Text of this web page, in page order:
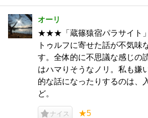
オーリ
★★★「蔵篠猿宿パラサイト
トゥルフに寄せた話が不気味
す。全体的に不思議な感じの
はハマりそうなノリ。私も嫌
的な話になったりするのは、
ど。
ナイス ★5